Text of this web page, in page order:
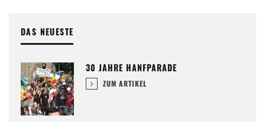
DAS NEUESTE
30 JAHRE HANFPARADE
ZUM ARTIKEL